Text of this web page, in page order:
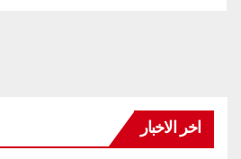
اخر الاخبار